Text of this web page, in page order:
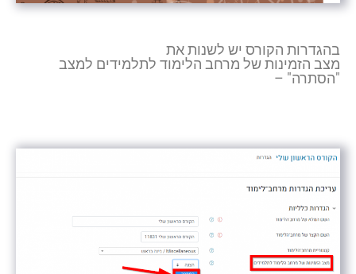
בהגדרות הקורס יש לשנות את
מצב הזמינות של מרחב הלימוד לתלמידים למצב
"הסתרה" –